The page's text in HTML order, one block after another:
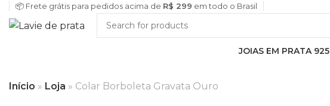
📦 Frete grátis para pedidos acima de R$ 299 em todo o Brasil
JOIAS EM PRATA 925
Início » Loja » Colar Borboleta Gravata Ouro